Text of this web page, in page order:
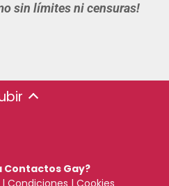
sin límites ni censuras!
Contactos Gay?